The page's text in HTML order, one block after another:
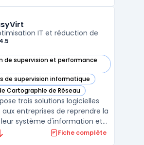
Windows via agents dédiés.
SIE ...IT et réduction de
4.5
de supervision et performance
dans cette catégorie
de supervision informatique
dans cette catégorie
Cartographie de Réseau
dans cette catégorie
trois solutions logicielles
entreprises de reprendre la
système d'information et
environnementale
Fiche complète